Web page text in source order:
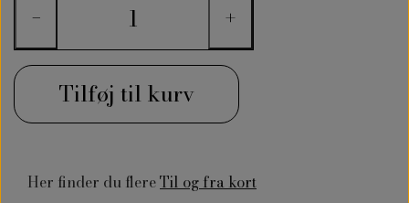
− +
Tilføj til kurv
Her finder du flereTil og fra kort